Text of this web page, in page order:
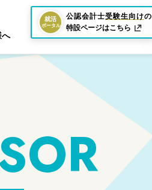
へ
公認会計士受験生向けの
特設ページはこちら